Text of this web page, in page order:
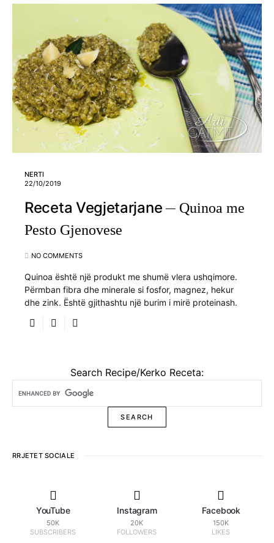
NERTI
22/10/2019
Receta Vegjetarjane
Quinoa me
Pesto Gjenovese
NO COMMENTS
Quinoa është një produkt me shumë vlera ushqimore.
Përmban fibra dhe minerale si fosfor, magnez, hekur
dhe zink. Është gjithashtu një burim i mirë proteinash.
Search Recipe/Kerko Receta:
RRJETET SOCIALE
YouTube
50K
SUBSCRIBERS
Instagram
20K
FOLLOWERS
Facebook
150K
LIKES